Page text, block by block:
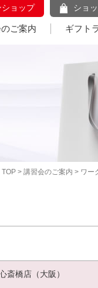
ョップ ショ
ご案内 ギフト
TOP > 講習会のご案内 > ワー
斎橋店（大阪）